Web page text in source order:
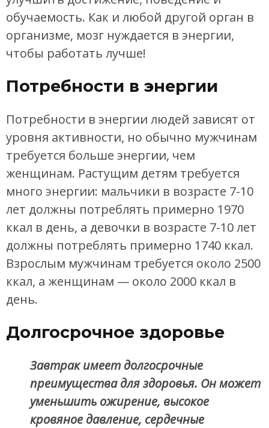
обучаемость. Как и любой другой орган в
организме, мозг нуждается в энергии,
чтобы работать лучше!
Потребности в энергии
Потребности в энергии людей зависят от
уровня активности, но обычно мужчинам
требуется больше энергии, чем
женщинам. Растущим детям требуется
много энергии: мальчики в возрасте 7-10
лет должны потреблять примерно 1970
ккал в день, а девочки в возрасте 7-10 лет
должны потреблять примерно 1740 ккал.
Взрослым мужчинам требуется около 2500
ккал, а женщинам — около 2000 ккал в
день.
Долгосрочное здоровье
Завтрак имеет долгосрочные
преимущества для здоровья. Он может
уменьшить ожирение, высокое
кровяное давление, сердечные